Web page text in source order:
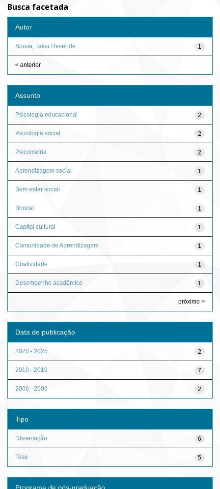
Busca facetada
Autor
1
Sousa, Taísa Resende
< anterior
Assunto
2
Psicologia educacional
2
Psicologia social
2
Psicometria
1
Aprendizagem social
1
Bem-estar social
1
Brincar
1
Capital cultural
1
Comunidade de Aprendizagem
1
Criatividade
1
Desempenho acadêmico
próximo >
Data de publicação
2
2020 - 2025
7
2010 - 2019
2
2006 - 2009
Tipo
6
Dissertação
5
Tese
Programa de pós-graduação